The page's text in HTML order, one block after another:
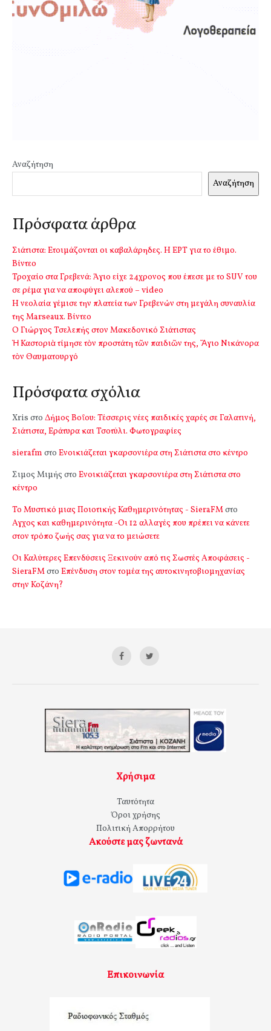
Αναζήτηση
Αναζήτηση
Πρόσφατα άρθρα
Σιάτιστα: Ετοιμάζονται οι καβαλάρηδες. Η ΕΡΤ για το έθιμο.
Βίντεο
Τροχαίο στα Γρεβενά: Άγιο είχε 24χρονος που έπεσε με το SUV του
σε ρέμα για να αποφύγει αλεπού – video
Η νεολαία γέμισε την πλατεία των Γρεβενών στη μεγάλη συναυλία
της Marseaux. Βίντεο
Ο Γιώργος Τσελεπής στον Μακεδονικό Σιάτιστας
Ἡ Καστοριὰ τίμησε τὸν προστάτη τῶν παιδιῶν της, Ἅγιο Νικάνορα
τὸν Θαυματουργό
Πρόσφατα σχόλια
Xris στο Δήμος Βοΐου: Τέσσερις νέες παιδικές χαρές σε Γαλατινή,
Σιάτιστα, Εράτυρα και Τσοτύλι. Φωτογραφίες
sierafm στο Ενοικιάζεται γκαρσονιέρα στη Σιάτιστα στο κέντρο
Σιμος Μιμής στο Ενοικιάζεται γκαρσονιέρα στη Σιάτιστα στο
κέντρο
Το Μυστικό μιας Ποιοτικής Καθημερινότητας - SieraFMστο
Αγχος και καθημερινότητα -Οι 12 αλλαγές που πρέπει να κάνετε
στον τρόπο ζωής σας για να το μειώσετε
Οι Καλύτερες Επενδύσεις Ξεκινούν από τις Σωστές Αποφάσεις -
SieraFMστο Επένδυση στον τομέα της αυτοκινητοβιομηχανίας
στην Κοζάνη?
Χρήσιμα
Ταυτότητα
Όροι χρήσης
Πολιτική Απορρήτου
Ακούστε μας ζωντανά
Επικοινωνία